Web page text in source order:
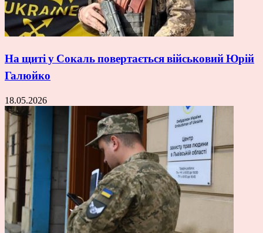
На щиті у Сокаль повертається військовий Юрій
Галюйко
18.05.2026